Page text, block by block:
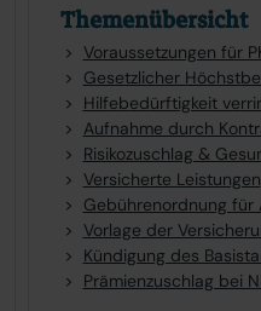
Themenübersicht
Voraussetzungen für
Gesetzlicher
Hilfebedürftigkeit
Aufnahme durch
Risikozuschlag &
Versicherte Leistungen
Gebührenordnung für
Vorlage der
Kündigung des
Prämienzuschlag bei